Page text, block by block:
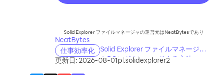
recommend
Solid Explorer ファイルマネージャの運営元はNeatBytesであり
NeatBytes
仕事効率化 Solid Explorer ファイルマネージャ
をPCにダウンロードする方法
更新日: 2026-08-01pl.solidexplorer2